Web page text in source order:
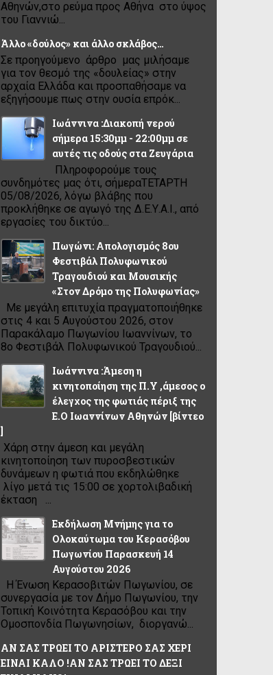
Αθηνών,στο ρεύμα προς Αθήνα στο ύψος
του Γιαννιώ...
Άλλο «δούλος» και άλλο σκλάβος…
Σε προηγούμενο άρθρο μας μιλήσαμε
για τον θεσμό της «δουλείας» στην
αρχαία Ελλάδα και προσπαθήσαμε να
εξηγήσουμε πως στην ουσία επρόκ...
Ιωάννινα :Διακοπή νερού
σήμερα 15:30μμ - 22:00μμ σε
αυτές τις οδούς στα Ζευγάρια
Πληροφορούμε τους
συνδημότες μας ότι, σήμεραΤΕΤΑΡΤΗ
05/08/2026, λόγω βλάβης που
προκλήθηκε σε αγωγό της Δ.Ε.Υ.Α.Ι., από
εργασίες του δικτύο...
Πωγώνι: Απολογισμός 8ου
Φεστιβάλ Πολυφωνικού
Τραγουδιού και Μουσικής
«Στον Δρόμο της Πολυφωνίας»
Με μεγάλη επιτυχία πραγματοποιήθηκε
στις 4 και 5 Αυγούστου 2026, στον
Παρακάλαμο Πωγωνίου Ιωαννίνων, το
8ο Φεστιβάλ Πολυφωνικού Τραγουδιού...
Ιωάννινα :Άμεση η
κινητοποίηση της Π.Υ ,άμεσος ο
έλεγχος της φωτιάς πέριξ της
Ε.Ο Ιωαννίνων Αθηνών [βίντεο
]
Χάρη στην άμεση και μεγάλη
κινητοποίηση των πυροσβεστικών
δυνάμεων η φωτιά που εκδηλώθηκε
λίγο μετά τις 15:00 σε χορτολιβαδική
έκταση ...
Εκδήλωση Μνήμης για το
Ολοκαύτωμα του Κερασόβου
Πωγωνίου Παρασκευή 14
Αυγούστου 2026
Η Ένωση Κερασοβιτών Πωγωνίου, σε
συνεργασία με τον Δήμο Πωγωνίου, την
Τοπική Κοινότητα Κερασόβου και την
Ομοσπονδία Πωγωνησίων, διοργανώ...
ΑΝ ΣΑΣ ΤΡΩΕΙ ΤΟ ΑΡΙΣΤΕΡΟ ΣΑΣ ΧΕΡΙ
ΕΙΝΑΙ ΚΑΛΟ !ΑΝ ΣΑΣ ΤΡΩΕΙ ΤΟ ΔΕΞΙ